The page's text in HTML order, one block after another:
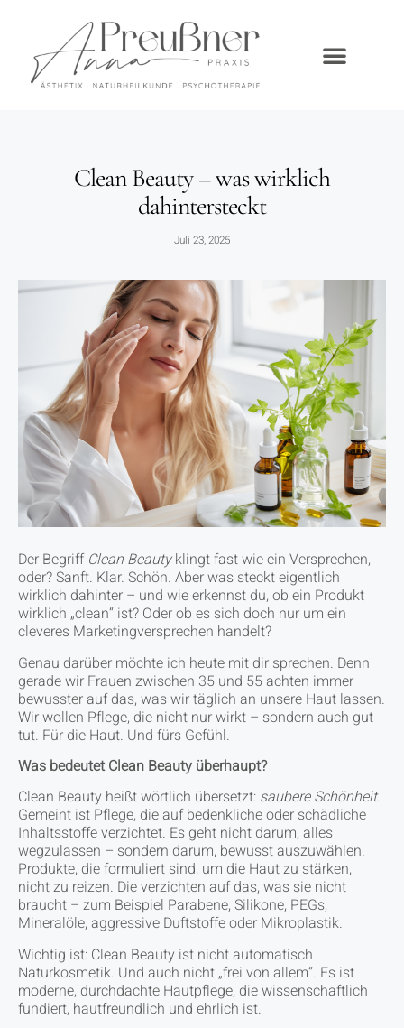
Clean Beauty – was wirklich
dahintersteckt
Juli 23, 2025
Der Begriff Clean Beautyklingt fast wie ein Versprechen,
oder? Sanft. Klar. Schön. Aber was steckt eigentlich
wirklich dahinter – und wie erkennst du, ob ein Produkt
wirklich „clean“ ist? Oder ob es sich doch nur um ein
cleveres Marketingversprechen handelt?
Genau darüber möchte ich heute mit dir sprechen. Denn
gerade wir Frauen zwischen 35 und 55 achten immer
bewusster auf das, was wir täglich an unsere Haut lassen.
Wir wollen Pflege, die nicht nur wirkt – sondern auch gut
tut. Für die Haut. Und fürs Gefühl.
Was bedeutet Clean Beauty überhaupt?
Clean Beauty heißt wörtlich übersetzt: saubere Schönheit.
Gemeint ist Pflege, die auf bedenkliche oder schädliche
Inhaltsstoffe verzichtet. Es geht nicht darum, alles
wegzulassen – sondern darum, bewusst auszuwählen.
Produkte, die formuliert sind, um die Haut zu stärken,
nicht zu reizen. Die verzichten auf das, was sie nicht
braucht – zum Beispiel Parabene, Silikone, PEGs,
Mineralöle, aggressive Duftstoffe oder Mikroplastik.
Wichtig ist: Clean Beauty ist nicht automatisch
Naturkosmetik. Und auch nicht „frei von allem“. Es ist
moderne, durchdachte Hautpflege, die wissenschaftlich
fundiert, hautfreundlich und ehrlich ist.